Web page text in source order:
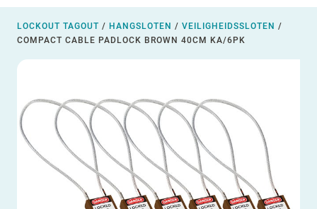
LOCKOUT TAGOUT / HANGSLOTEN / VEILIGHEIDSSLOTEN /
COMPACT CABLE PADLOCK BROWN 40CM KA/6PK